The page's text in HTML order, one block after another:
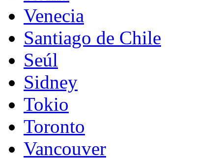
Venecia
Santiago de Chile
Seúl
Sidney
Tokio
Toronto
Vancouver